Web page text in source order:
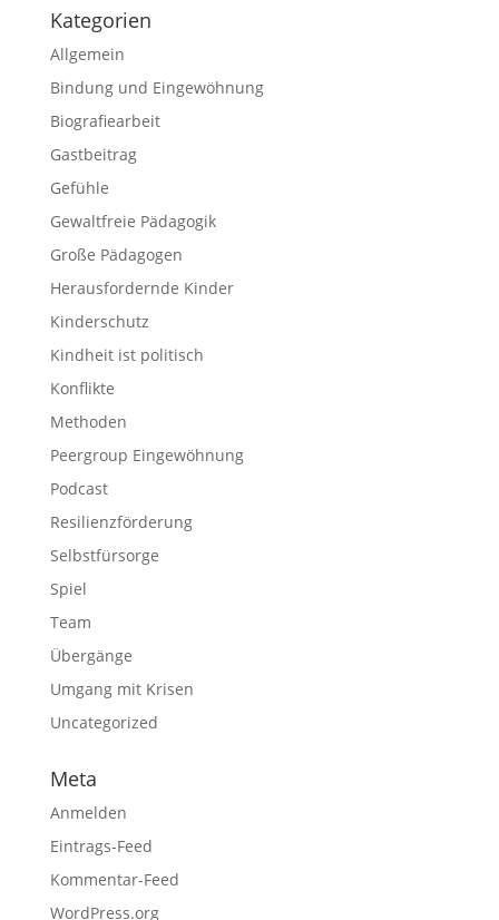
Kategorien
Allgemein
Bindung und Eingewöhnung
Biografiearbeit
Gastbeitrag
Gefühle
Gewaltfreie Pädagogik
Große Pädagogen
Herausfordernde Kinder
Kinderschutz
Kindheit ist politisch
Konflikte
Methoden
Peergroup Eingewöhnung
Podcast
Resilienzförderung
Selbstfürsorge
Spiel
Team
Übergänge
Umgang mit Krisen
Uncategorized
Meta
Anmelden
Eintrags-Feed
Kommentar-Feed
WordPress.org